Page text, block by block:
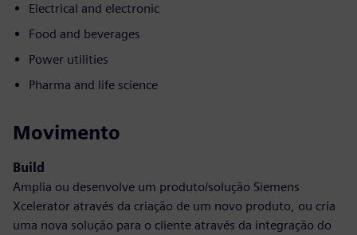
Electrical and electronic
Food and beverages
Power utilities
Pharma and life science
Movimento
Build
Amplia ou desenvolve um produto/solução Siemens
Xcelerator através da criação de um novo produto, ou cria
uma nova solução para o cliente através da integração do